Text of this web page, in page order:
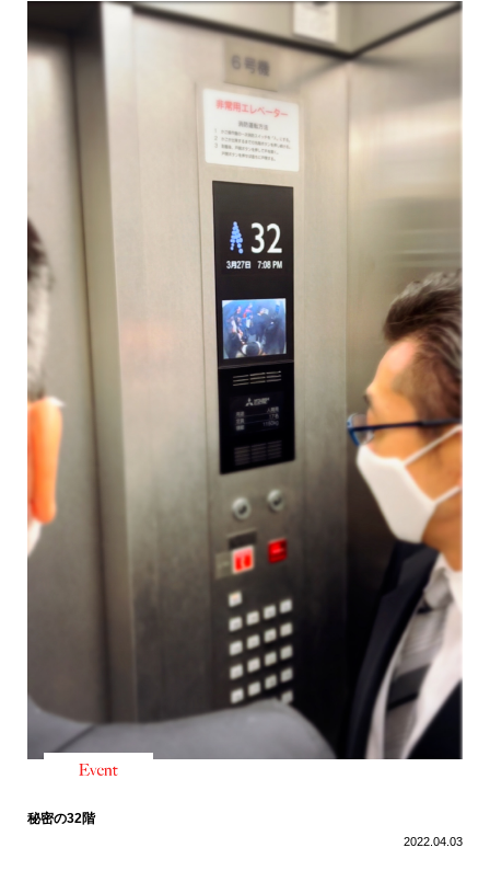
秘密の32階
2022.04.03